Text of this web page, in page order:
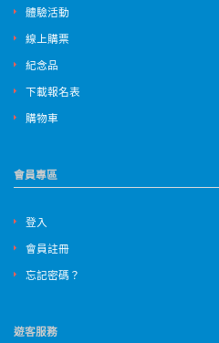
體驗活動
線上購票
紀念品
下載報名表
購物車
會員專區
登入
會員註冊
忘記密碼？
遊客服務